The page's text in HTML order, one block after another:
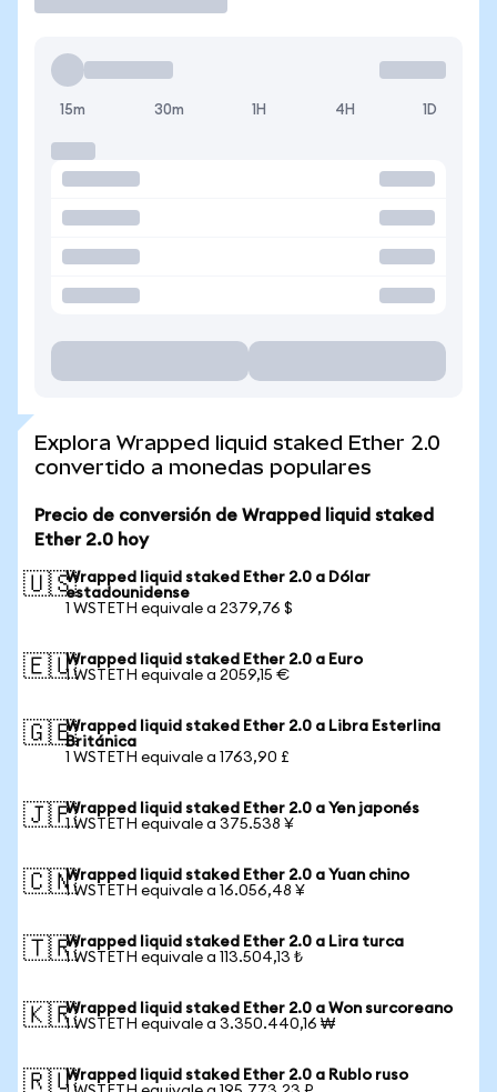
15m 30m 1H 4H 1D
Explora Wrapped liquid staked Ether 2.0
convertido a monedas populares
Precio de conversión de Wrapped liquid staked
Ether 2.0 hoy
🇺🇸Wrapped liquid staked Ether 2.0 a Dólar
estadounidense
1 WSTETH equivale a 2379,76 $
🇪🇺Wrapped liquid staked Ether 2.0 a Euro
1 WSTETH equivale a 2059,15 €
🇬🇧Wrapped liquid staked Ether 2.0 a Libra Esterlina
Británica
1 WSTETH equivale a 1763,90 £
🇯🇵Wrapped liquid staked Ether 2.0 a Yen japonés
1 WSTETH equivale a 375.538 ¥
🇨🇳Wrapped liquid staked Ether 2.0 a Yuan chino
1 WSTETH equivale a 16.056,48 ¥
🇹🇷Wrapped liquid staked Ether 2.0 a Lira turca
1 WSTETH equivale a 113.504,13 ₺
🇰🇷Wrapped liquid staked Ether 2.0 a Won surcoreano
1 WSTETH equivale a 3.350.440,16 ₩
🇷🇺Wrapped liquid staked Ether 2.0 a Rublo ruso